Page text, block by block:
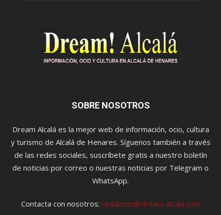
SOBRE NOSOTROS
Dream Alcalá es la mejor web de información, ocio, cultura
y turismo de Alcalá de Henares. Síguenos también a través
de las redes sociales, suscríbete gratis a nuestro boletín
de noticias por correo o nuestras noticias por Telegram o
WhatsApp.
Contacta con nosotros: redaccion@dream-alcala.com